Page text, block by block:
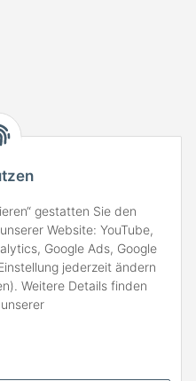
gestatten Sie den
Website: YouTube,
Google Ads, Google
jederzeit ändern
Weitere Details finden